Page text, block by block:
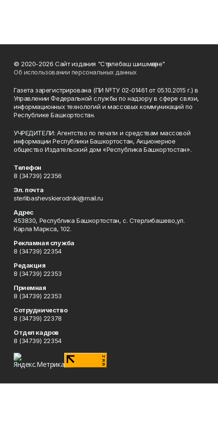
© 2020-2026 Сайт издания "Стәрлебаш шишмәләре"
Об использовании персональных данных
Газета зарегистрирована (ПИ №ТУ 02-01461 от 05.10.2015 г.) в
Управлении Федеральной службы по надзору в сфере связи,
информационных технологий и массовых коммуникаций по
Республике Башкортостан.
УЧРЕДИТЕЛИ: Агентство по печати и средствам массовой
информации Республики Башкортостан, Акционерное
общество Издательский дом «Республика Башкортостан».
Телефон
8 (34739) 22356
Эл. почта
sterlibashevskierodniki@mail.ru
Адрес
453830, Республика Башкортостан, c. Стерлибашево,ул.
Карла Маркса, 102.
Рекламная служба
8 (34739) 22354
Редакция
8 (34739) 22353
Приемная
8 (34739) 22353
Сотрудничество
8 (34739) 22378
Отдел кадров
8 (34739) 22354